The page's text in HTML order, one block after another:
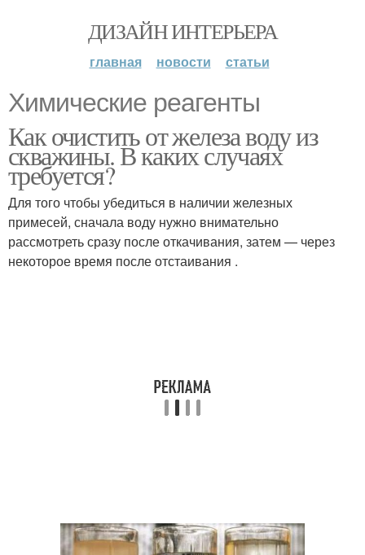
ДИЗАЙН ИНТЕРЬЕРА
главная новости статьи
Химические реагенты
Как очистить от железа воду из
скважины. В каких случаях
требуется?
Для того чтобы убедиться в наличии железных
примесей, сначала воду нужно внимательно
рассмотреть сразу после откачивания, затем — через
некоторое время после отстаивания .